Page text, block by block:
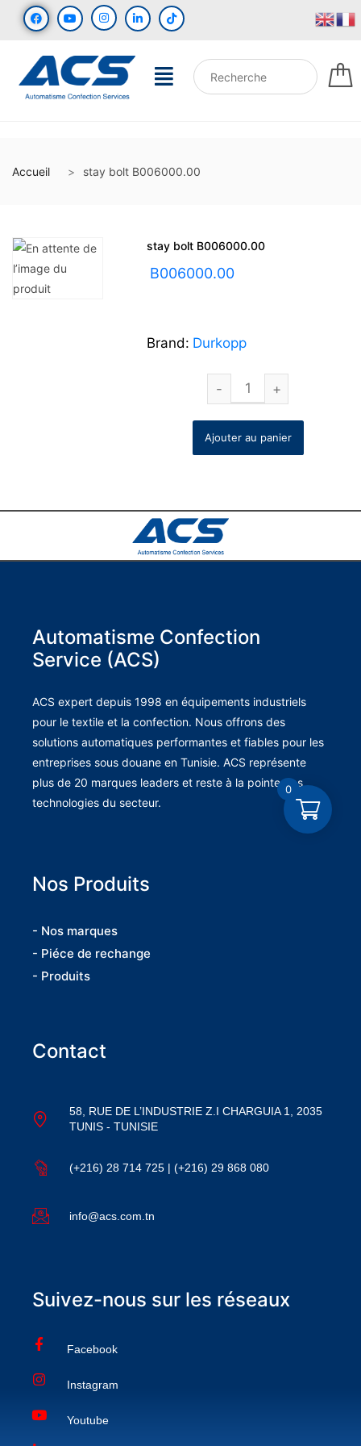
Accueil stay bolt B006000.00
stay bolt B006000.00
B006000.00
Brand: Durkopp
Ajouter au panier
Automatisme Confection
Service (ACS)
ACS expert depuis 1998 en équipements industriels
pour le textile et la confection. Nous offrons des
solutions automatiques performantes et fiables pour les
entreprises sous douane en Tunisie. ACS représente
plus de 20 marques leaders et reste à la pointe des
technologies du secteur.
Nos Produits
- Nos marques
- Piéce de rechange
- Produits
Contact
58, RUE DE L’INDUSTRIE Z.I CHARGUIA 1, 2035
TUNIS - TUNISIE
(+216) 28 714 725 | (+216) 29 868 080
info@acs.com.tn
Suivez-nous sur les réseaux
Facebook
Instagram
Youtube
0